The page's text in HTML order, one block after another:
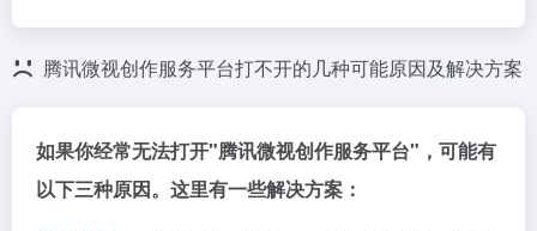
腾讯微视创作服务平台打不开的几种可能原因及解决方案
如果你经常无法打开"腾讯微视创作服务平台"，可能有
以下三种原因。这里有一些解决方案：